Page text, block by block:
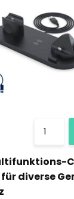
diverse